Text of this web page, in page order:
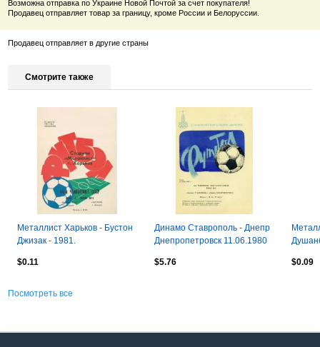
Возможна отправка по Украине Новой Почтой за счет покупателя!
Продавец отправляет товар за границу, кроме России и Белоруссии.
Продавец отправляет в другие страны
Смотрите также
Металлист Харьков - Бустон
Джизак - 1981.
$0.11
Динамо Ставрополь - Днепр
Днепропетровск 11.06.1980
$5.76 $0.09
Посмотреть все